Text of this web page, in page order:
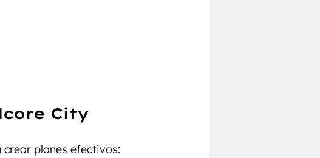
City
planes efectivos: